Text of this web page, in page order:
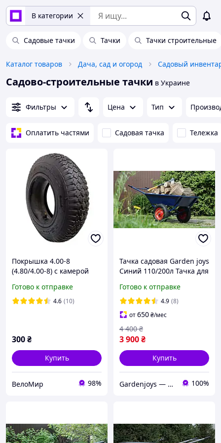
В категории
Садовые тачки Тачки Тачки строительные
Каталог товаров Дача, сад и огород Садовый
Садово-строительные тачки в Украине
Фильтры Цена Тип
Оплатить частями Садовая тачка Тележка
Покрышка 4.00-8
(4.80/4.00-8) с камерой
Готово к отправке
4.6 (10)
300₴
Купить
ВелоМир 98%
Тачка садовая Garden joys
Синий 110/200л Тачка для
для перевозки песка
Тачка для груза
Готово к отправке
4.9 (8)
от650₴/мес
3 900₴
4 400 ₴
Купить
Gardenjoys — тачки, колеса та комплектуючі для саду і будівництва 100%